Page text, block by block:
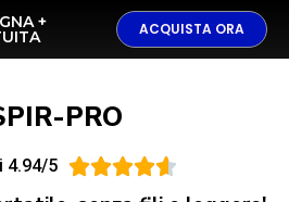
+ ACQUISTA ORA
PRO
4.94/5 